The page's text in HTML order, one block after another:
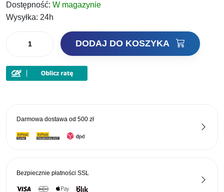
Dostępność: W magazynie
Wysyłka: 24h
Monolith
DODAJ DO KOSZYKA
Darmowa dostawa od 500 zł
Bezpiecznie płatności SSL